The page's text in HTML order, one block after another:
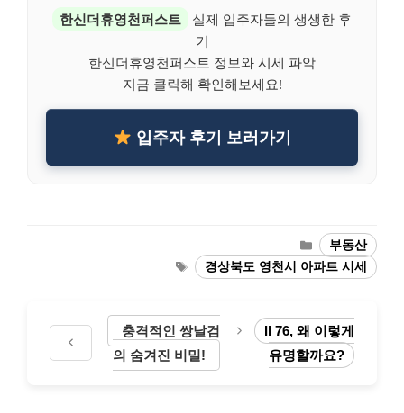
한신더휴영천퍼스트
실제 입주자들의 생생한 후
기
한신더휴영천퍼스트 정보와 시세 파악
지금 클릭해 확인해보세요!
입주자 후기 보러가기
Categories
부동산
Tags경상북도 영천시 아파트 시세
충격적인 쌍날검
의 숨겨진 비밀!
Il 76, 왜 이렇게
유명할까요?